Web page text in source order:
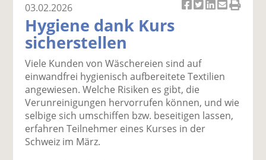
el
a
uf
F
ac
e
b
el
t
wi
tt
er
n
a
uf
n
k
er
E
m
ai
ck
e
n
03.02.2026
Hygiene dank Kurs
sicherstellen
Viele Kunden von Wäschereien sind auf
einwandfrei hygienisch aufbereitete Textilien
angewiesen. Welche Risiken es gibt, die
Verunreinigungen hervorrufen können, und wie
selbige sich umschiffen bzw. beseitigen lassen,
erfahren Teilnehmer eines Kurses in der
Schweiz im März.